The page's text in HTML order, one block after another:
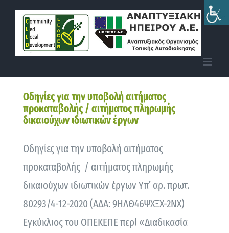
Skip
content
Οδηγίες για την υποβολή αιτήματος
προκαταβολής / αιτήματος πληρωμής
δικαιούχων ιδιωτικών έργων
Οδηγίες για την υποβολή αιτήματος
προκαταβολής / αιτήματος πληρωμής
δικαιούχων ιδιωτικών έργων Υπ’ αρ. πρωτ.
80293/4-12-2020 (ΑΔΑ: 9ΗΛΘ46ΨΧΞΧ-2ΝΧ)
Εγκύκλιος του ΟΠΕΚΕΠΕ περί «Διαδικασία